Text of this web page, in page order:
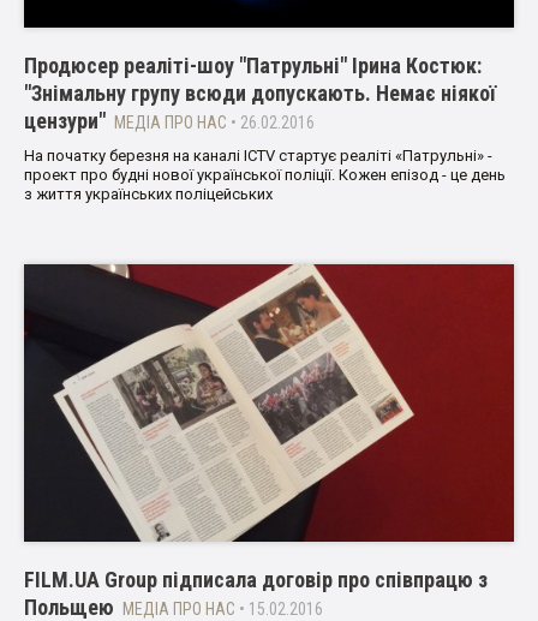
Продюсер реаліті-шоу "Патрульні" Ірина Костюк:
"Знімальну групу всюди допускають. Немає ніякої
цензури" МЕДІА ПРО НАС • 26.02.2016
На початку березня на каналі ICTV стартує реаліті «Патрульні» -
проект про будні нової української поліції. Кожен епізод - це день
з життя українських поліцейських
FILM.UA Group підписала договір про співпрацю з
Польщею
МЕДІА ПРО НАС • 15.02.2016